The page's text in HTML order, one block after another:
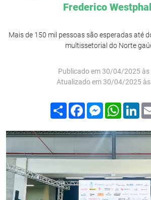
Frederico
Mais de 150 mil pessoas são esperadas até
multissetorial do Norte
Publicado em 30/04/2025 às
Atualizado em 30/04/2025
Compartilhar
FacebookMessenger